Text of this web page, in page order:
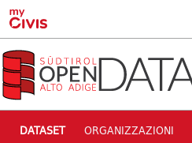
Skip to main content
DATASET ORGANIZZAZIONI